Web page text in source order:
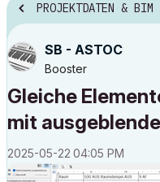
PROJEKTDATEN & BIM
SB - ASTOC
Booster
Gleiche
mit
‎2025-05-22 04:05 PM